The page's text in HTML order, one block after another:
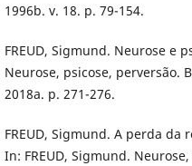
1996b. v. 18. p. 79-154.
FREUD, Sigmund. Neurose e
Neurose, psicose, perversão.
2018a. p. 271-276.
FREUD, Sigmund. A perda da
In: FREUD, Sigmund.